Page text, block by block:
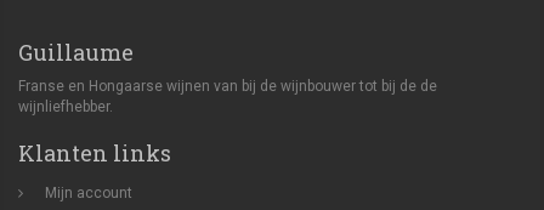
Guillaume
Franse en Hongaarse wijnen van bij de wijnbouwer tot bij de de
wijnliefhebber.
Klanten links
Mijn account